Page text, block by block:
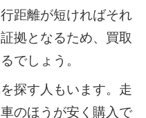
距離が短ければそれ
拠となるため、買取
でしょう。
探す人もいます。走
のほうが安く購入で